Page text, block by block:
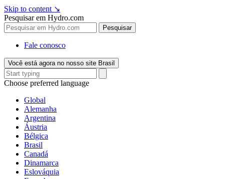
Skip to content ↘
Pesquisar em Hydro.com
Pesquisar
Fale conosco
Você está agora no nosso site Brasil
Choose preferred language
Global
Alemanha
Argentina
Áustria
Bélgica
Brasil
Canadá
Dinamarca
Eslováquia